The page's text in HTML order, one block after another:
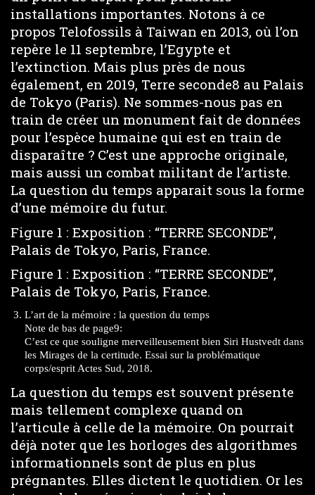
installations importantes. Notons à ce
propos Telofossils à Taiwan en 2013, où l’on
repère le 11 septembre, l’Egypte et
l’extinction. Mais plus près de nous
également, en 2019, Terre seconde8 au Palais
de Tokyo (Paris). Ne sommes-nous pas en
train de créer un monument fait de données
pour l’espèce humaine qui est en train de
disparaître ? C’est une approche originale,
mais aussi un combat militant de l’artiste.
La question du temps apparait sous la forme
d’une mémoire du futur.
Figure 1 : Exposition : “TERRE SECONDE”,
Palais de Tokyo, Paris, France.
Figure 1 : Exposition : “TERRE SECONDE”,
Palais de Tokyo, Paris, France.
L’art de la mémoire : la question du temps
Note de bas de page9:
C’est ce que souligne merveilleusement bien Siri Hustvedt dans
les Mirages de la certitude. Essai sur la problématique
corps/esprit Actes Sud, 2018.
La question du temps est souvent présente
mais tellement complexe quand on
l’articule à celle de la mémoire. On pourrait
déjà noter que les horloges des algorithmes
informationnels sont de plus en plus
prégnantes. Elles dictent le quotidien. Or les